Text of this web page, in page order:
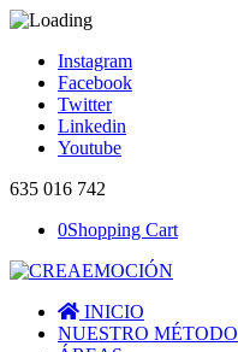
Instagram
Facebook
Twitter
Linkedin
Youtube
635 016 742
0Shopping Cart
INICIO
NUESTRO MÉTODO